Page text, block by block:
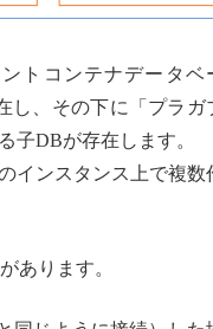
トコンテナデータベ
し、その下に「プラガ
子DBが存在します。
インスタンス上で複数
あります。